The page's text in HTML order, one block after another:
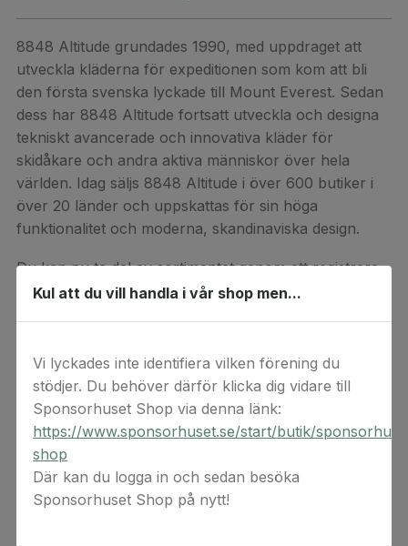
8848 Altitude grundades 1990, med uppdraget att
utveckla kläderna för expeditionen som kom att bli
den första svenska lyckade till Mount Everest. Sedan
dess har 8848 Altitude fortsatt utveckla och designa
tekniskt avancerade och innovativa kläder för
skidåkare och andra aktiva människor över hela
världen. Idag säljs 8848 Altitude i över 600 butiker i
över 20 länder och uppskattas för sin höga
funktionalitet och moderna, skandinaviska design.
Du kan nu ta del av sortimentet genom att registrera
din rabattkod i kassan på deras webbshop. Fyll i
Presentkortet gäller på www.8848altitude.com/sv/
Observera att det inte kan lösas in mot kontanta
pengar, och du kan inte heller få pengar tillbaka om
du handlar för mindre än vad som blir tillgodo.
Presentkortet inte kan kombineras med andra
rabattkoder, värdekoder eller presentkort. Observera
att presentkortet inte kan användas på redan
Kul att du vill handla i vår shop men...
Vi lyckades inte identifiera vilken förening du
stödjer. Du behöver därför klicka dig vidare till
Sponsorhuset Shop via denna länk:
https://www.sponsorhuset.se/start/butik/
shop
Där kan du logga in och sedan besöka
Sponsorhuset Shop på nytt!